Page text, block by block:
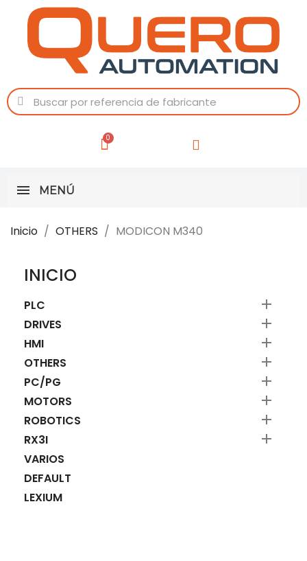
MENÚ
Inicio OTHERS MODICON M340
INICIO
PLC 
DRIVES 
HMI 
OTHERS 
PC/PG 
MOTORS 
ROBOTICS 
RX3I 
VARIOS
DEFAULT
LEXIUM